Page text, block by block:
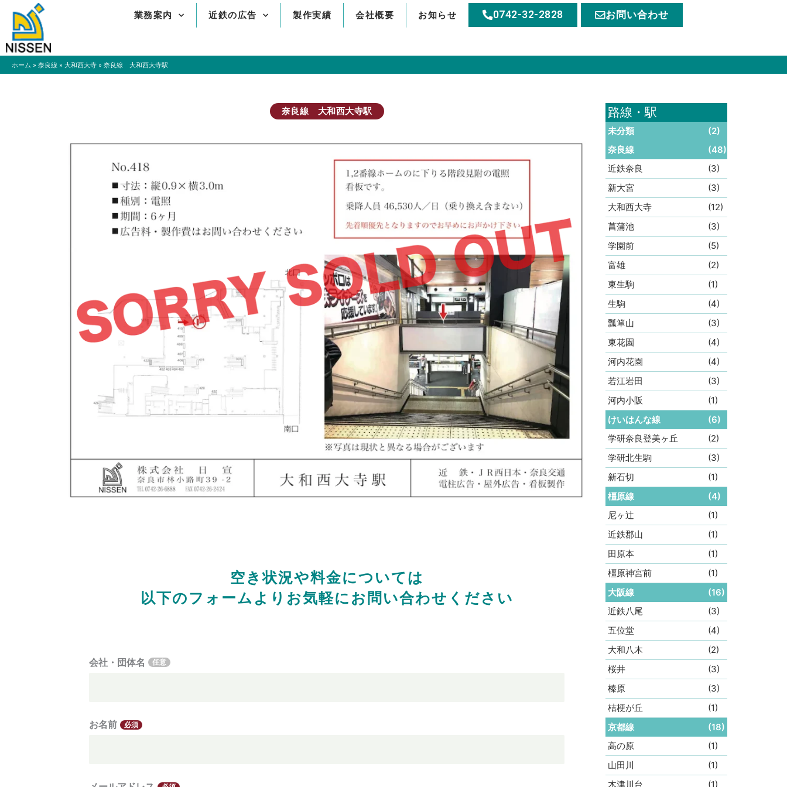
ス
ッ
業務案内 近鉄の広告 製作実績 会社概要 お知らせ 0742-32-2828 お問い合わせ
ホーム » 奈良線 » 大和西大寺 » 奈良線 大和西大寺駅
奈良線 大和西大寺駅
空き状況や料金については
以下のフォームより お気軽にお問い合わせください
会社・団体名 任意
お名前 必須
路線・駅
未分類
(2)
奈良線
(48)
近鉄奈良
(3)
新大宮
(3)
大和西大寺
(12)
菖蒲池
(3)
学園前
(5)
富雄
(2)
東生駒
(1)
生駒
(4)
瓢箪山
(3)
東花園
(4)
河内花園
(4)
若江岩田
(3)
河内小阪
(1)
けいはんな線
(6)
学研奈良登美ヶ丘
(2)
学研北生駒
(3)
新石切
(1)
橿原線
(4)
尼ヶ辻
(1)
近鉄郡山
(1)
田原本
(1)
橿原神宮前
(1)
大阪線
(16)
近鉄八尾
(3)
五位堂
(4)
大和八木
(2)
桜井
(3)
榛原
(3)
桔梗が丘
(1)
京都線
(18)
高の原
(1)
山田川
(1)
木津川台
(1)